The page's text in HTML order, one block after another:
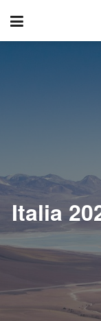
Italia